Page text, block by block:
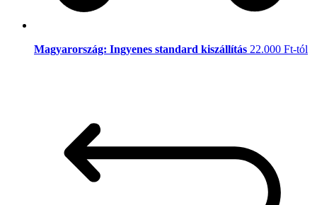
Magyarország: Ingyenes standard kiszállítás 22.000 Ft-tól